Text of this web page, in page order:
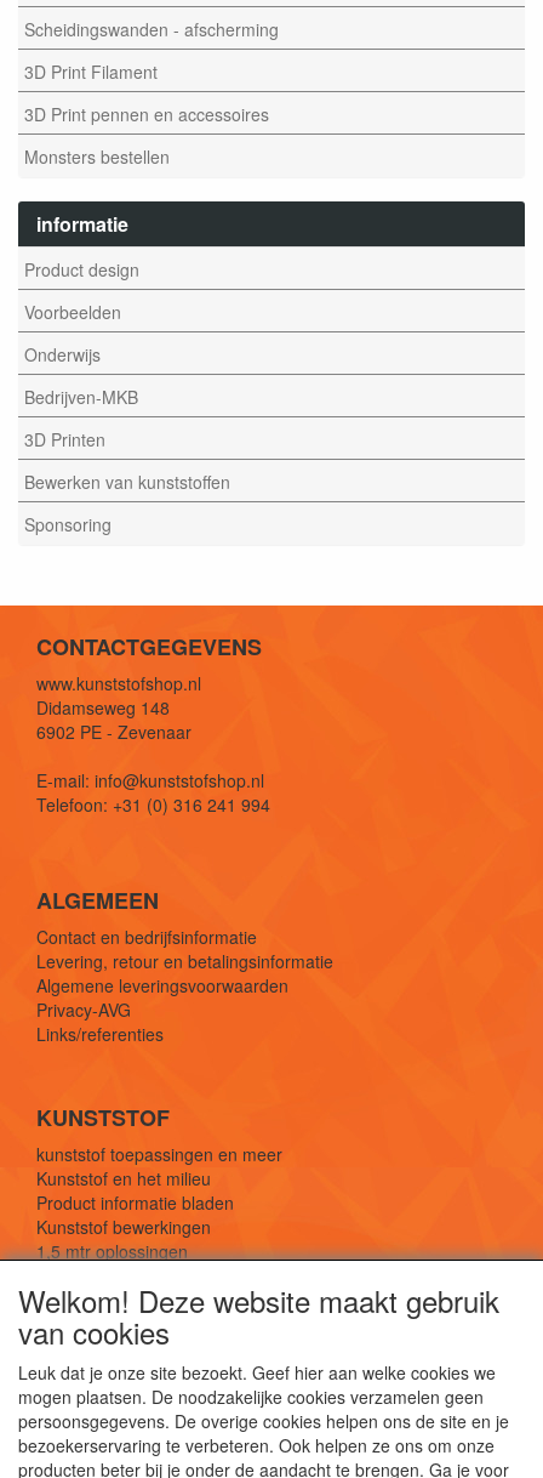
Scheidingswanden - afscherming
3D Print Filament
3D Print pennen en accessoires
Monsters bestellen
informatie
Product design
Voorbeelden
Onderwijs
Bedrijven-MKB
3D Printen
Bewerken van kunststoffen
Sponsoring
CONTACTGEGEVENS
www.kunststofshop.nl
Didamseweg 148
6902 PE - Zevenaar
E-mail: info@kunststofshop.nl
Telefoon: +31 (0) 316 241 994
ALGEMEEN
Contact en bedrijfsinformatie
Levering, retour en betalingsinformatie
Algemene leveringsvoorwaarden
Privacy-AVG
Links/referenties
KUNSTSTOF
kunststof toepassingen en meer
Kunststof en het milieu
Product informatie bladen
Kunststof bewerkingen
1,5 mtr oplossingen
SOCIALE MEDIA
Welkom! Deze website maakt gebruik
van cookies
Leuk dat je onze site bezoekt. Geef hier aan welke cookies we
mogen plaatsen. De noodzakelijke cookies verzamelen geen
persoonsgegevens. De overige cookies helpen ons de site en je
bezoekerservaring te verbeteren. Ook helpen ze ons om onze
producten beter bij je onder de aandacht te brengen. Ga je voor